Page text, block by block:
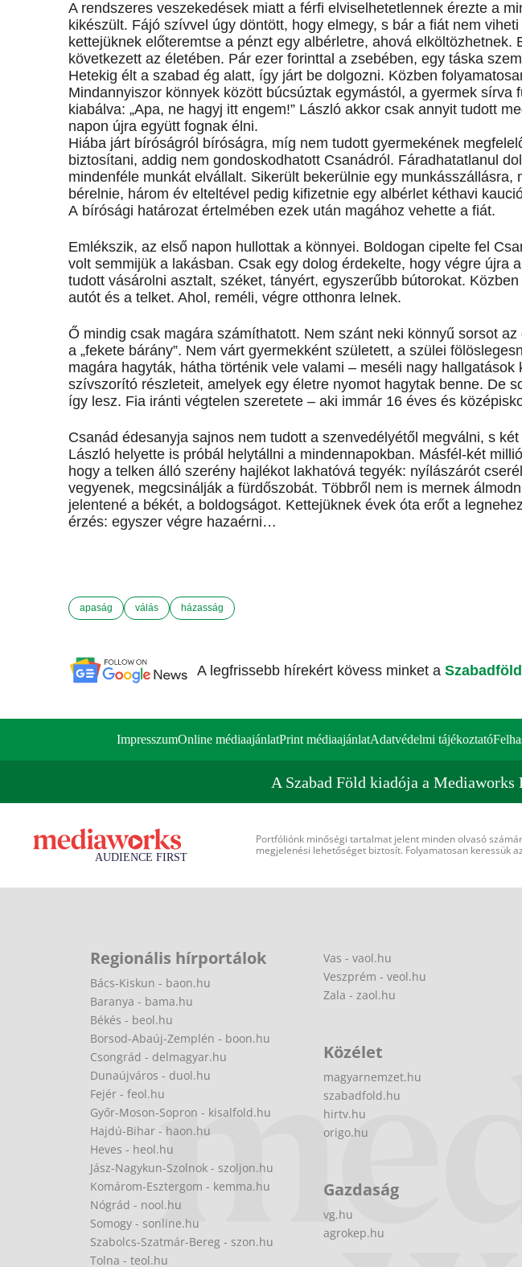
A rendszeres veszekedések miatt a férfi elviselhetetlennek érezte a
kikészült. Fájó szívvel úgy döntött, hogy elmegy, s bár a fiát nem
kettejüknek előteremtse a pénzt egy albérletre, ahová elköltözhetnek.
következett az életében. Pár ezer forinttal a zsebében, egy táska
Hetekig élt a szabad ég alatt, így járt be dolgozni. Közben
Mindannyiszor könnyek között búcsúztak egymástól, a gyermek sírva
kiabálva: „Apa, ne hagyj itt engem!” László akkor csak annyit tudott
napon újra együtt fognak élni.
Hiába járt bíróságról bíróságra, míg nem tudott gyermekének
biztosítani, addig nem gondoskodhatott Csanádról. Fáradhatatlanul
mindenféle munkát elvállalt. Sikerült bekerülnie egy munkásszállásra,
bérelnie, három év elteltével pedig kifizetnie egy albérlet kéthavi
A bírósági határozat értelmében ezek után magához vehette a fiát.
Emlékszik, az első napon hullottak a könnyei. Boldogan cipelte fel
volt semmijük a lakásban. Csak egy dolog érdekelte, hogy végre újra
tudott vásárolni asztalt, széket, tányért, egyszerűbb bútorokat.
autót és a telket. Ahol, reméli, végre otthonra lelnek.
Ő mindig csak magára számíthatott. Nem szánt neki könnyű sorsot
a „fekete bárány”. Nem várt gyermekként született, a szülei
magára hagyták, hátha történik vele valami – meséli nagy hallgatások
szívszorító részleteit, amelyek egy életre nyomot hagytak benne. De
így lesz. Fia iránti végtelen szeretete – aki immár 16 éves és
Csanád édesanyja sajnos nem tudott a szenvedélyétől megválni, s
László helyette is próbál helytállni a mindennapokban. Másfél-két
hogy a telken álló szerény hajlékot lakhatóvá tegyék: nyílászárót
vegyenek, megcsinálják a fürdőszobát. Többről nem is mernek
jelentené a békét, a boldogságot. Kettejüknek évek óta erőt a
érzés: egyszer végre hazaérni…
apaság válás házasság
A legfrissebb hírekért kövess minket a Szabadföld
ImpresszumOnline médiaajánlatPrint médiaajánlatAdatvédelmi tájékoztató
A Szabad Föld kiadója a
Portfóliónk minőségi tartalmat jelent minden olvasó
megjelenési lehetőséget biztosít. Folyamatosan keressük
Regionális hírportálok
Bács-Kiskun - baon.hu
Baranya - bama.hu
Békés - beol.hu
Borsod-Abaúj-Zemplén - boon.hu
Csongrád - delmagyar.hu
Dunaújváros - duol.hu
Fejér - feol.hu
Győr-Moson-Sopron - kisalfold.hu
Hajdú-Bihar - haon.hu
Heves - heol.hu
Jász-Nagykun-Szolnok - szoljon.hu
Komárom-Esztergom - kemma.hu
Nógrád - nool.hu
Somogy - sonline.hu
Szabolcs-Szatmár-Bereg - szon.hu
Tolna - teol.hu
Vas - vaol.hu
Veszprém - veol.hu
Zala - zaol.hu
Közélet
magyarnemzet.hu
szabadfold.hu
hirtv.hu
origo.hu
Gazdaság
vg.hu
agrokep.hu